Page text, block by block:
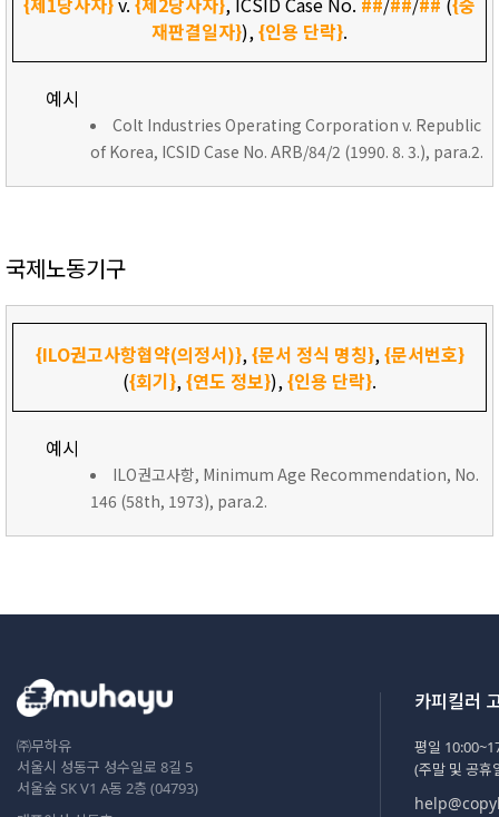
재판결일자}),{인용 단락}.
예시
Colt Industries Operating Corporation v. Republic
of Korea, ICSID Case No. ARB/84/2 (1990. 8. 3.), para.2.
국제노동기구
{ILO권고사항협약(의정서)},{문서 정식 명칭},{문서번호}
({회기},{연도 정보}),{인용 단락}.
예시
ILO권고사항, Minimum Age Recommendation, No.
146 (58th, 1973), para.2.
㈜무하유
서울시 성동구 성수일로 8길 5
서울숲 SK V1 A동 2층 (04793)
카피킬러
평일
(주말 및 공휴